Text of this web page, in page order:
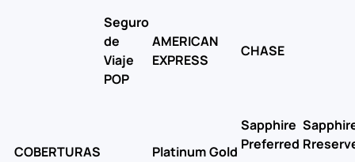
Seguro
de
Viaje
POP
AMERICAN
EXPRESS
CHASE
COBERTURAS PlatinumGold
Sapphire
Preferred